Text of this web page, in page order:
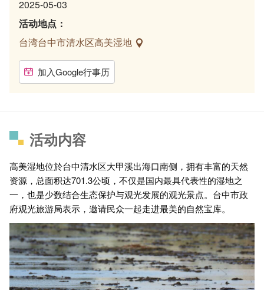
2025-05-03
活动地点：
台湾台中市清水区高美湿地
加入Google行事历
活动内容
高美湿地位於台中清水区大甲溪出海口南侧，拥有丰富的天然
资源，总面积达701.3公顷，不仅是国内最具代表性的湿地之
一，也是少数结合生态保护与观光发展的观光景点。台中市政
府观光旅游局表示，邀请民众一起走进最美的自然宝库。